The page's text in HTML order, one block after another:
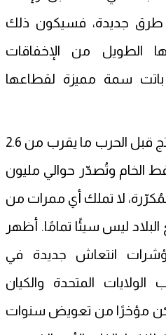
طرق جديدة، فسيكون ذلك
الطويل من الإخفاقات
باتت سمة مميزة لقطاعها
أخيرًا، الكويت، التي كانت تُنتج قبل الحرب ما يقرب من 2.6
الخام وتُصدّر حوالي مليون
لا تملك أي ممرات من
ليس سيئًا تمامًا. أظهر
انتعاش جديدة في
المتحدة والكيان
مؤخرًا من تعويض سنوات